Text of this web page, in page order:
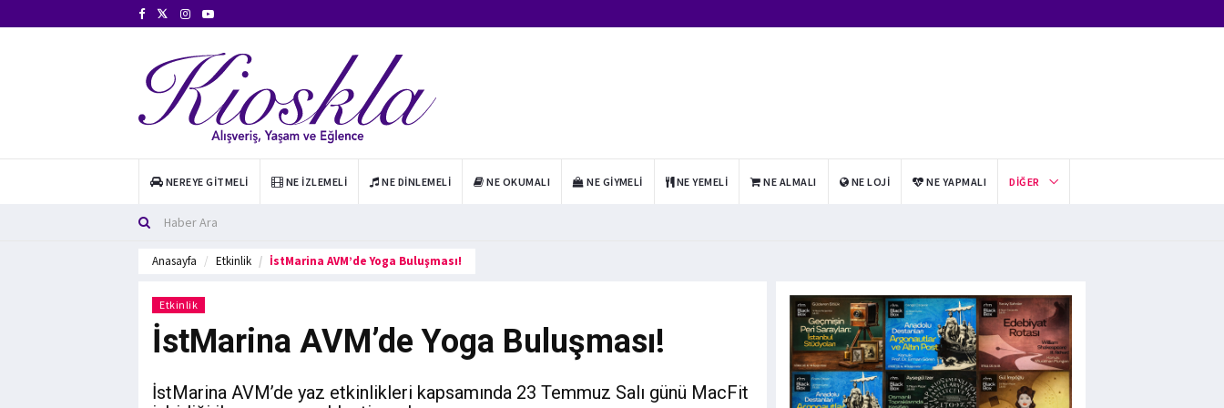
NEREYE GITMELI NE İZLEMELI NE DINLEMELI NE OKUMALI NE GIYMELI NE YEMELI NE ALMALI NE LOJI NE YAPMALI DIĞER
Anasayfa Etkinlik İstMarina AVM’de Yoga Buluşması!
Etkinlik
İstMarina AVM’de Yoga Buluşması!
İstMarina AVM’de yaz etkinlikleri kapsamında 23 Temmuz Salı günü MacFit